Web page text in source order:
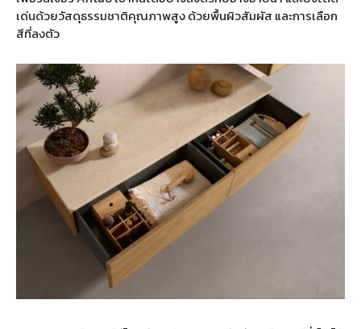
เด่นด้วยวัสดุธรรมชาติคุณภาพสูง ด้วยพื้นผิวสัมผัส และการเลือก
สีที่ลงตัว